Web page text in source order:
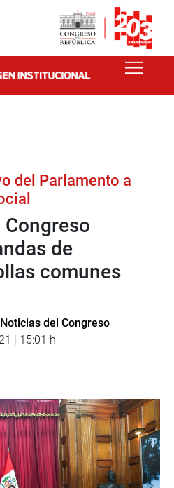
del Parlamento a
de
comunes
del Congreso
| 15:01 h